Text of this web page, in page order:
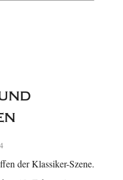
der Klassiker-Szene.